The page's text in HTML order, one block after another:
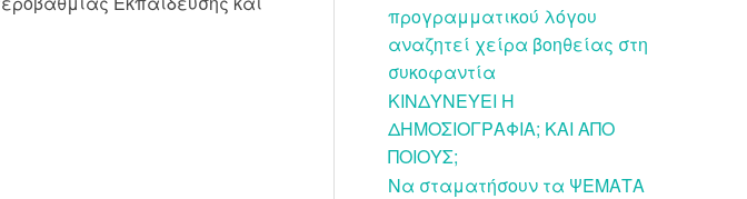
προγραμματικού λόγου
αναζητεί χείρα βοηθείας στη
συκοφαντία
ΚΙΝΔΥΝΕΥΕΙ Η
ΔΗΜΟΣΙΟΓΡΑΦΙΑ; ΚΑΙ ΑΠΟ
ΠΟΙΟΥΣ;
Να σταματήσουν τα ΨΕΜΑΤΑ